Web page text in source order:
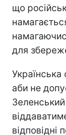
що
для
Українська
аби не
відповідні